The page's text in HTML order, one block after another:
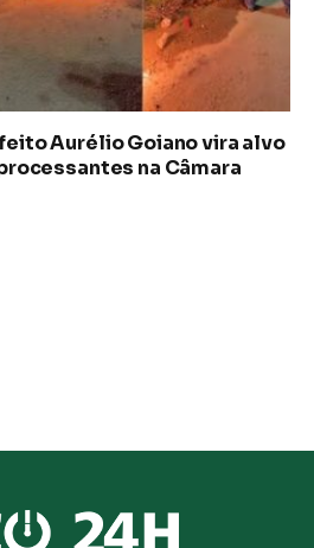
Aurélio Goiano vira alvo
na Câmara